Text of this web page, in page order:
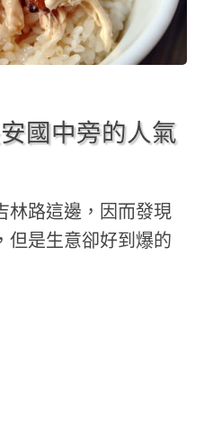
國中旁的人氣
林路這邊，因而發現
但是生意卻好到爆的